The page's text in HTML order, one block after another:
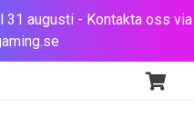
augusti - Kontakta oss via